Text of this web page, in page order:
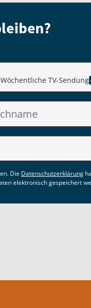
Wöchentliche TV-Sendung
Die Datenschutzerklärung
elektronisch gespeichert